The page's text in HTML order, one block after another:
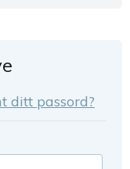
ditt passord?